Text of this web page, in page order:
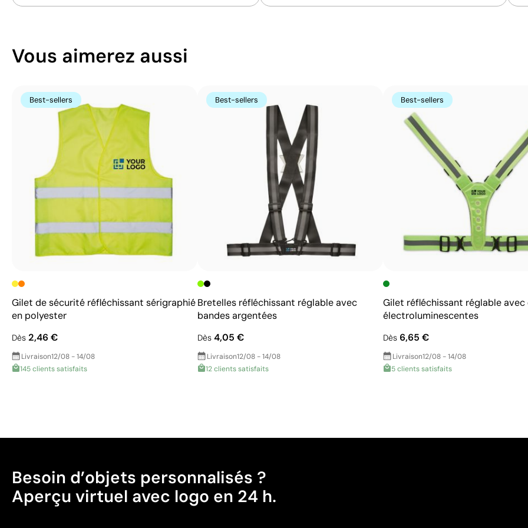
Le transfert numérique imprime le motif en haute
Ne nécessite pas la spécification des couleurs
Pantone
Toucher doux en surface
Couleurs vives et haute qualité
Vous aimerez aussi
Best-sellers
Gilet de sécurité réfléchissant sérigraphié
en polyester
Dès 2,46 €
Livraison12/08 - 14/08
145 clients satisfaits
Best-sellers
Bretelles réfléchissant réglable avec
bandes argentées
Dès4,05 €
Livraison12/08 - 14/08
12 clients satisfaits
Best-sellers
Gilet réfléchissant réglable avec
électroluminescentes
Dès6,65 €
Livraison12/08 - 14/08
5 clients satisfaits
Besoin d’objets personnalisés ?
Aperçu virtuel avec logo en 24 h.